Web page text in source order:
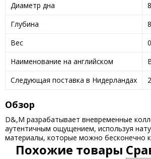
Диаметр дна
Глубина
Вес
Наименование на английском
Следующая поставка в Нидерландах
Обзор
D&,M разрабатывает вневременные
аутентичным ощущением, используя
материалы, которые можно бесконечно
Похожие товары